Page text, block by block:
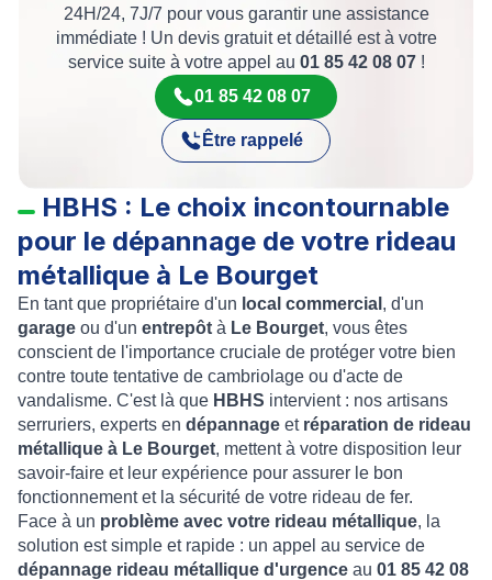
24H/24, 7J/7 pour vous garantir une assistance
immédiate ! Un devis gratuit et détaillé est à votre
service suite à votre appel au 01 85 42 08 07 !
01 85 42 08 07
Être rappelé
HBHS : Le choix incontournable
pour le dépannage de votre rideau
métallique à Le Bourget
En tant que propriétaire d'un local commercial , d'un
garage ou d'un entrepôt à Le Bourget, vous êtes
conscient de l'importance cruciale de protéger votre bien
contre toute tentative de cambriolage ou d'acte de
vandalisme. C'est là que HBHS intervient : nos artisans
serruriers, experts en dépannage et réparation de rideau
métallique à Le Bourget, mettent à votre disposition leur
savoir-faire et leur expérience pour assurer le bon
fonctionnement et la sécurité de votre rideau de fer.
Face à un problème avec votre rideau métallique, la
solution est simple et rapide : un appel au service de
dépannage rideau métallique d'urgence au 01 85 42 08